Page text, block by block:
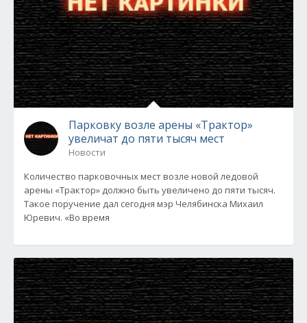
Парковку возле арены «Трактор»
увеличат до пяти тысяч мест
Новости
Количество парковочных мест возле новой ледовой
арены «Трактор» должно быть увеличено до пяти тысяч.
Такое поручение дал сегодня мэр Челябинска Михаил
Юревич. «Во время